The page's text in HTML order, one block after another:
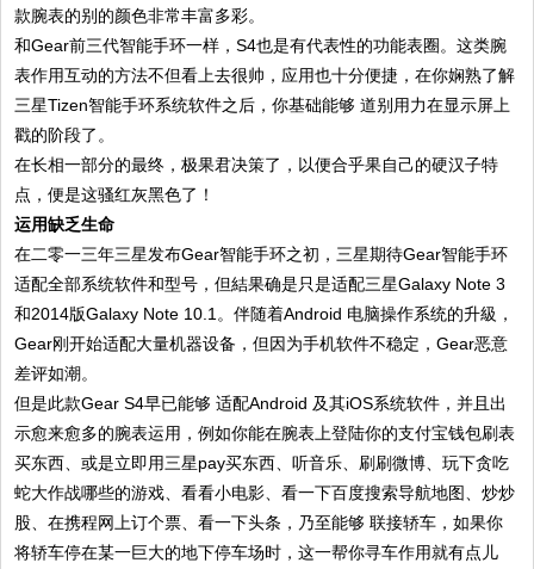
款腕表的别的颜色非常丰富多彩。
和Gear前三代智能手环一样，S4也是有代表性的功能表圈。这类腕
表作用互动的方法不但看上去很帅，应用也十分便捷，在你娴熟了解
三星Tizen智能手环系统软件之后，你基础能够 道别用力在显示屏上
戳的阶段了。
在长相一部分的最终，极果君决策了，以便合乎果自己的硬汉子特
点，便是这骚红灰黑色了！
运用缺乏生命
在二零一三年三星发布Gear智能手环之初，三星期待Gear智能手环
适配全部系统软件和型号，但結果确是只是适配三星Galaxy Note 3
和2014版Galaxy Note 10.1。伴随着Android 电脑操作系统的升級，
Gear刚开始适配大量机器设备，但因为手机软件不稳定，Gear恶意
差评如潮。
但是此款Gear S4早已能够 适配Android 及其iOS系统软件，并且出
示愈来愈多的腕表运用，例如你能在腕表上登陆你的支付宝钱包刷表
买东西、或是立即用三星pay买东西、听音乐、刷刷微博、玩下贪吃
蛇大作战哪些的游戏、看看小电影、看一下百度搜索导航地图、炒炒
股、在携程网上订个票、看一下头条，乃至能够 联接轿车，如果你
将轿车停在某一巨大的地下停车场时，这一帮你寻车作用就有点儿